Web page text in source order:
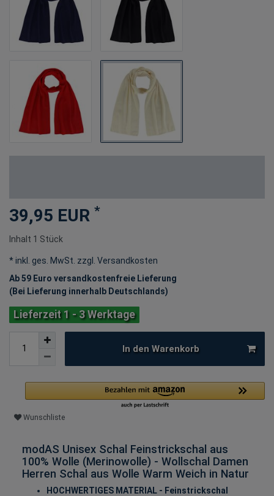
39,95 EUR *
Inhalt 1 Stück
* inkl. ges. MwSt. zzgl.
Versandkosten
Ab 59 Euro versandkostenfreie Lieferung
(Bei Lieferung innerhalb Deutschlands)
Lieferzeit 1 - 3 Werktage
In den Warenkorb
Wunschliste
modAS Unisex Schal Feinstrickschal aus
100% Wolle (Merinowolle) - Wollschal Damen
Herren Schal aus Wolle Warm Weich in Natur
HOCHWERTIGES MATERIAL - Feinstrickschal